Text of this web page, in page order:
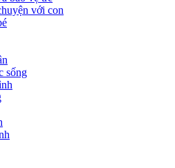
với con
sống